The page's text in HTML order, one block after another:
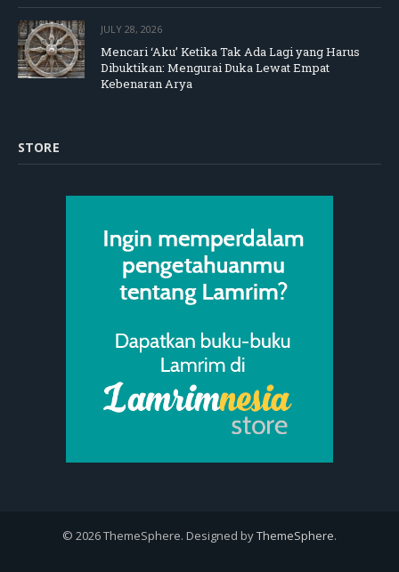
JULY 28, 2026
Mencari ‘Aku’ Ketika Tak Ada Lagi yang Harus
Dibuktikan: Mengurai Duka Lewat Empat
Kebenaran Arya
STORE
© 2026 ThemeSphere. Designed byThemeSphere.